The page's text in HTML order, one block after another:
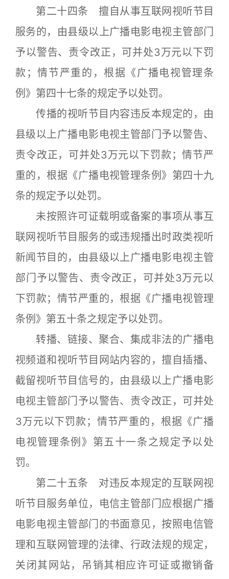
第二十四条 擅自从事互联网视听节目
服务的，由县级以上广播电影电视主管部门
予以警告、责令改正，可并处3万元以下罚
款；情节严重的，根据《广播电视管理条
例》第四十七条的规定予以处罚。
传播的视听节目内容违反本规定的，由
县级以上广播电影电视主管部门予以警告、
责令改正，可并处3万元以下罚款；情节严
重的，根据《广播电视管理条例》第四十九
条的规定予以处罚。
未按照许可证载明或备案的事项从事互
联网视听节目服务的或违规播出时政类视听
新闻节目的，由县级以上广播电影电视主管
部门予以警告、责令改正，可并处3万元以
下罚款；情节严重的，根据《广播电视管理
条例》第五十条之规定予以处罚。
转播、链接、聚合、集成非法的广播电
视频道和视听节目网站内容的，擅自插播、
截留视听节目信号的，由县级以上广播电影
电视主管部门予以警告、责令改正，可并处
3万元以下罚款；情节严重的，根据《广播
电视管理条例》第五十一条之规定予以处
罚。
第二十五条 对违反本规定的互联网视
听节目服务单位，电信主管部门应根据广播
电影电视主管部门的书面意见，按照电信管
理和互联网管理的法律、行政法规的规定，
关闭其网站，吊销其相应许可证或撤销备